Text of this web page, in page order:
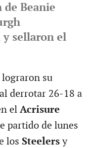
Beanie
sellaron el
su
derrotar 26-18 a
el Acrisure
partido de lunes
los Steelersy